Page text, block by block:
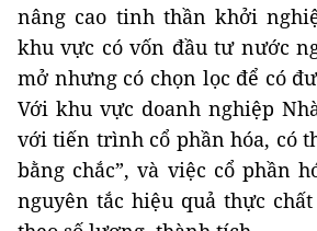
nâng cao tinh thần khởi
khu vực có vốn đầu tư nước
mở nhưng có chọn lọc để có
Với khu vực doanh nghiệp
với tiến trình cổ phần hóa, có
bằng chắc”, và việc cổ phần
nguyên tắc hiệu quả thực